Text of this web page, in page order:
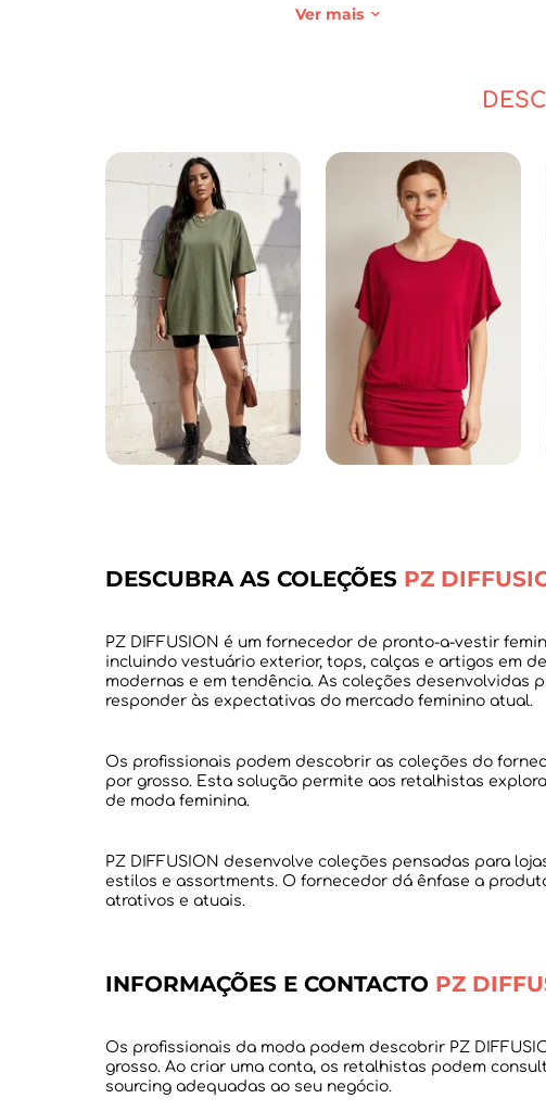
Como profissional de moda,
Ver mais
DESCUBRA AS COLEÇÕES PZ
PZ DIFFUSION é um fornecedor de pronto-a-vestir
incluindo vestuário exterior, tops, calças e artigos em
modernas e em tendência. As coleções desenvolvidas
Os profissionais podem descobrir as coleções do
por grosso. Esta solução permite aos retalhistas
PZ DIFFUSION desenvolve coleções pensadas para
estilos e assortments. O fornecedor dá ênfase a
INFORMAÇÕES E CONTACTO PZ
Os profissionais da moda podem descobrir PZ
grosso. Ao criar uma conta, os retalhistas podem